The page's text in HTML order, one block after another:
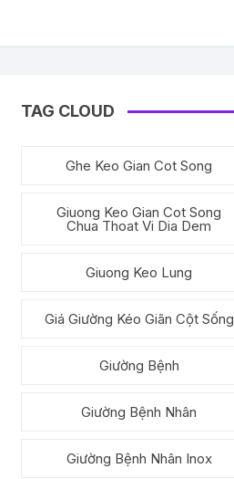
TAG CLOUD
Ghe Keo Gian Cot Song
Giuong Keo Gian Cot Song
Chua Thoat Vi Dia Dem
Giuong Keo Lung
Giá Giường Kéo Giãn Cột Sống
Giường Bệnh
Giường Bệnh Nhân
Giường Bệnh Nhân Inox